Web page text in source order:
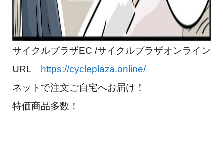
サイクルプラザEC /サイクルプラザオンライン
URL https://cycleplaza.online/
ネットで注文ご自宅へお届け！
特価商品多数！